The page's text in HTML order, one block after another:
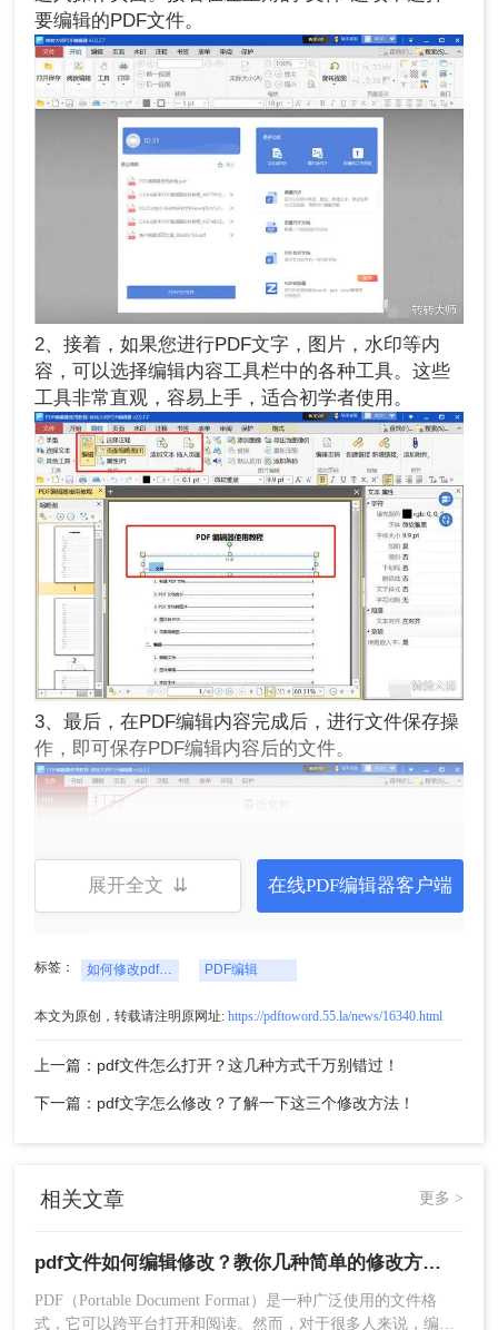
要编辑的PDF文件。
2、接着，如果您进行PDF文字，图片，水印等内
容，可以选择编辑内容工具栏中的各种工具。这些
工具非常直观，容易上手，适合初学者使用。
3、最后，在PDF编辑内容完成后，进行文件保存操
作，即可保存PDF编辑内容后的文件。
二、使用在线工具
下载和安装任何软件，操作简单快捷。
1、在互联网上搜索“在线PDF编辑工具”，并找到一
个可靠的网站。
2、点击“上传文件”按钮，选择要修改的PDF文件并
展开全文 ⇊ 在线PDF编辑器客户端
标签： 如何修改pdf文件 PDF编辑
本文为原创，转载请注明原网址: https://pdftoword.55.la/news/16340.html
上一篇：pdf文件怎么打开？这几种方式千万别错过！
下一篇：pdf文字怎么修改？了解一下这三个修改方法！
相关文章 更多 >
pdf文件如何编辑修改？教你几种简单的修改方法！
PDF（Portable Document Format）是一种广泛使用的文件格
式，它可以跨平台打开和阅读。然而，对于很多人来说，编辑